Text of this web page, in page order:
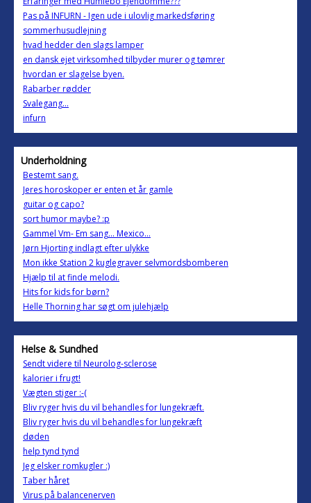
Pas på INFURN - Igen ude i ulovlig markedsføring
sommerhusudlejning
hvad hedder den slags lamper
en dansk ejet virksomhed tilbyder murer og tømrer
hvordan er slagelse byen.
Rabarber rødder
Svalegang...
infurn
Underholdning
Bestemt sang.
Jeres horoskoper er enten et år gamle
guitar og capo?
sort humor maybe? :p
Gammel Vm- Em sang... Mexico...
Jørn Hjorting indlagt efter ulykke
Mon ikke Station 2 kuglegraver selvmordsbomberen
Hjælp til at finde melodi.
Hits for kids for børn?
Helle Thorning har søgt om julehjælp
Helse & Sundhed
Sendt videre til Neurolog-sclerose
kalorier i frugt!
Vægten stiger :-(
Bliv ryger hvis du vil behandles for lungekræft.
Bliv ryger hvis du vil behandles for lungekræft
døden
help tynd tynd
Jeg elsker romkugler :)
Taber håret
Virus på balancenerven